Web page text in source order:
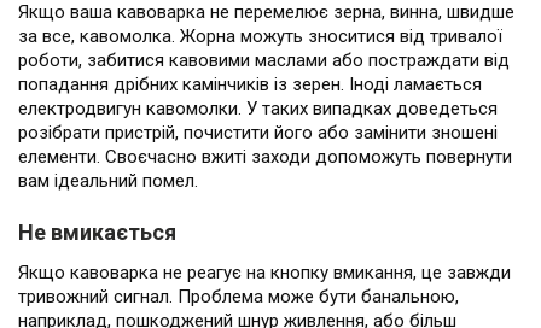
Якщо ваша кавоварка не перемелює зерна, винна, швидше
за все, кавомолка. Жорна можуть зноситися від тривалої
роботи, забитися кавовими маслами або постраждати від
попадання дрібних камінчиків із зерен. Іноді ламається
електродвигун кавомолки. У таких випадках доведеться
розібрати пристрій, почистити його або замінити зношені
елементи. Своєчасно вжиті заходи допоможуть повернути
вам ідеальний помел.
Не вмикається
Якщо кавоварка не реагує на кнопку вмикання, це завжди
тривожний сигнал. Проблема може бути банальною,
наприклад, пошкоджений шнур живлення, або більш